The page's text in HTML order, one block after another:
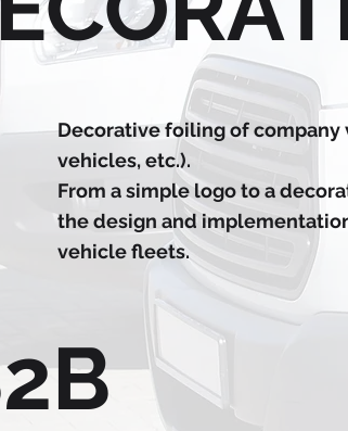
Decorative foiling of company
vehicles, etc.).
From a simple logo to a
the design and
vehicle fleets.